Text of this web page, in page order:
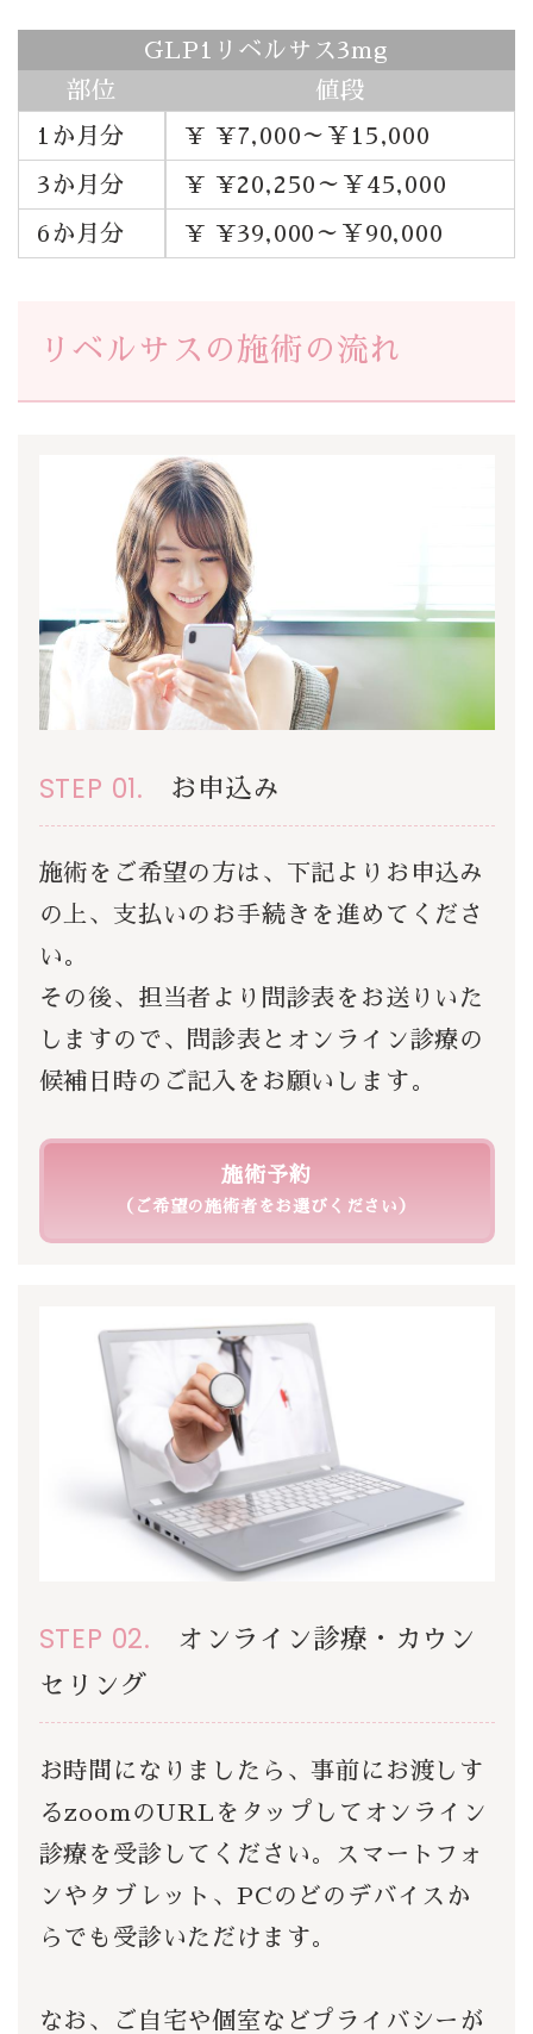
GLP1リベルサス3mg
部位
値段
1か月分
¥ ¥7,000～￥15,000
3か月分 ¥ ¥20,250～￥45,000
6か月分 ¥ ¥39,000～￥90,000
リベルサスの施術の流れ
STEP 01. お申込み
施術をご希望の方は、下記よりお申込み
の上、支払いのお手続きを進めてくださ
い。
その後、担当者より問診表をお送りいた
しますので、問診表とオンライン診療の
候補日時のご記入をお願いします。
施術予約
（ご希望の施術者をお選びください）
STEP 02.
オンライン診療・カウン
セリング
お時間になりましたら、事前にお渡しす
るzoomのURLをタップしてオンライン
診療を受診してください。スマートフォ
ンやタブレット、PCのどのデバイスか
らでも受診いただけます。
なお、ご自宅や個室などプライバシーが